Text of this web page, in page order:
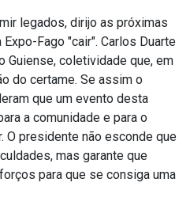
legados, dirijo as próximas
Fago "cair". Carlos Duarte
Guiense, coletividade que, em
do certame. Se assim o
que um evento desta
a comunidade e para o
O presidente não esconde que
mas garante que
para que se consiga uma